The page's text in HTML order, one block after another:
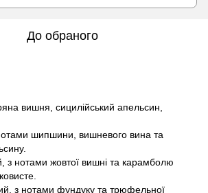
До обраного
вишня, сицилійський апельсин,
шипшини, вишневого вина та
з нотами жовтої вишні та карамболю
з нотами фундуку та трюфельної